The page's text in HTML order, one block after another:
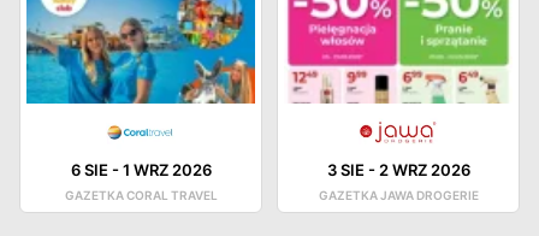
6 SIE -1 WRZ 2026
GAZETKA CORAL TRAVEL
3 SIE - 2 WRZ 2026
GAZETKA JAWA DROGERIE